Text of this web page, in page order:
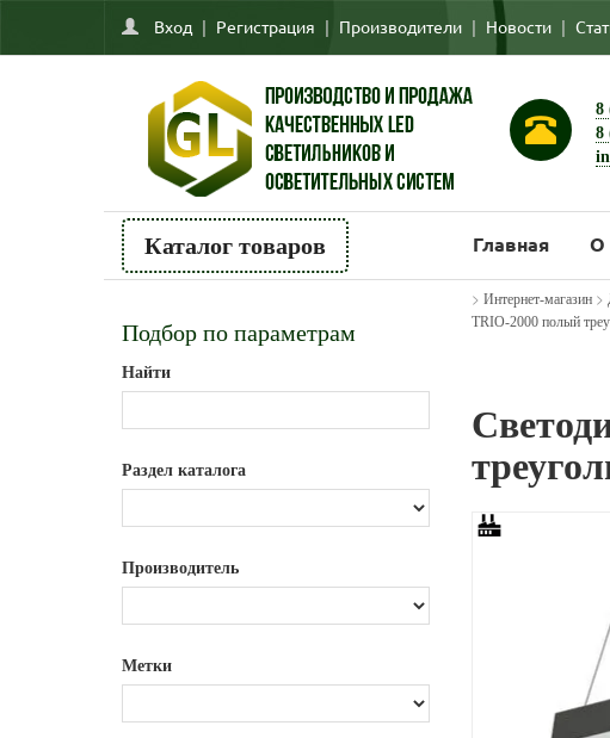
Вход | Регистрация | Производители | Новости |
8
8
Каталог товаров Главная О
Подбор по параметрам
Найти
Раздел каталога
Производитель
Метки
> Интернет-магазин>
TRIO-2000 полый